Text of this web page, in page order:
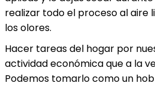
realizar todo el proceso al aire
los olores.
Hacer tareas del hogar por
actividad económica que a la
Podemos tomarlo como un